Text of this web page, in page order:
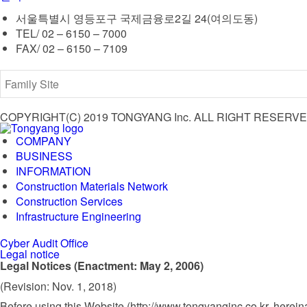
서울특별시 영등포구 국제금융로2길 24(여의도동)
TEL/ 02 – 6150 – 7000
FAX/ 02 – 6150 – 7109
COPYRIGHT(C) 2019 TONGYANG Inc. ALL RIGHT
COMPANY
BUSINESS
INFORMATION
Construction Materials Network
Construction Services
Infrastructure Engineering
Cyber Audit Office
Legal notice
Legal Notices (Enactment: May 2, 2006)
(Revision: Nov. 1, 2018)